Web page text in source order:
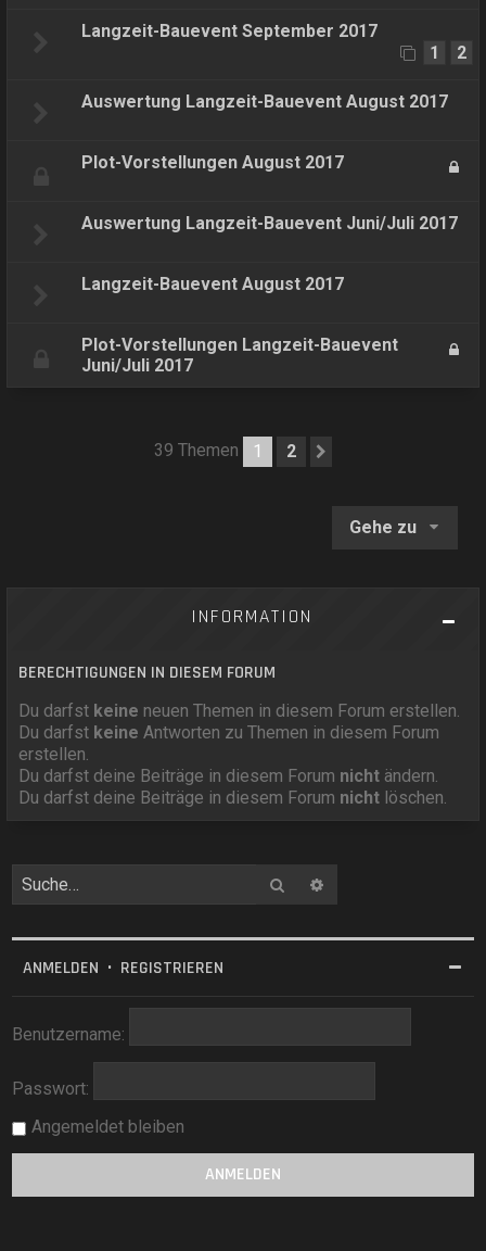
Langzeit-Bauevent September 2017
1
2
Auswertung Langzeit-Bauevent August 2017
Plot-Vorstellungen August 2017
Auswertung Langzeit-Bauevent Juni/Juli 2017
Langzeit-Bauevent August 2017
Plot-Vorstellungen Langzeit-Bauevent
Juni/Juli 2017
39 Themen 1 2
Gehe zu
INFORMATION
BERECHTIGUNGEN IN DIESEM FORUM
Du darfst keine neuen Themen in diesem Forum erstellen.
Du darfst keine Antworten zu Themen in diesem Forum
erstellen.
Du darfst deine Beiträge in diesem Forum nicht ändern.
Du darfst deine Beiträge in diesem Forum nicht löschen.
Suche
ANMELDEN • REGISTRIEREN
Benutzername:
Passwort:
Angemeldet bleiben